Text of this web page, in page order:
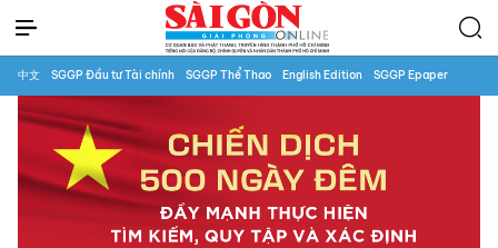
中文 SGGP Đầu tư Tài chính SGGP Thể Thao English Edition SGGP Epaper